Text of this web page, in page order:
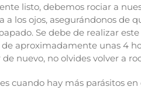
listo, debemos rociar a
a los ojos, asegurándonos de
Se debe de realizar
aproximadamente unas 4
nuevo, no olvides volver a
cuando hay más parásitos